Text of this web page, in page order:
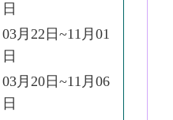
日
03月22日~11月01
日
03月20日~11月06
日